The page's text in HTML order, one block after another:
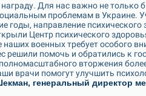
Для нас важно не
проблемам в Украине.
годы, направление психического
Центр психического
военных требует особого
решили помочь и обратились к
вторжения
врачи помогут улучшить
генеральный директор